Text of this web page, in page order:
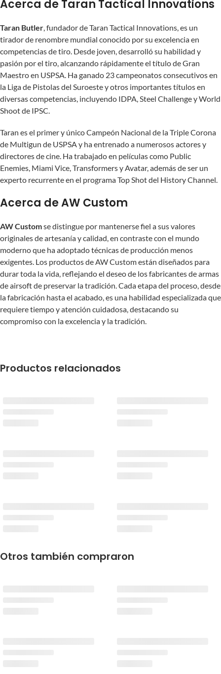
Acerca de Taran Tactical Innovations
Taran Butler, fundador de Taran Tactical Innovations, es un
tirador de renombre mundial conocido por su excelencia en
competencias de tiro. Desde joven, desarrolló su habilidad y
pasión por el tiro, alcanzando rápidamente el título de Gran
Maestro en USPSA. Ha ganado 23 campeonatos consecutivos en
la Liga de Pistolas del Suroeste y otros importantes títulos en
diversas competencias, incluyendo IDPA, Steel Challenge y World
Shoot de IPSC.
Taran es el primer y único Campeón Nacional de la Triple Corona
de Multigun de USPSA y ha entrenado a numerosos actores y
directores de cine. Ha trabajado en películas como Public
Enemies, Miami Vice, Transformers y Avatar, además de ser un
experto recurrente en el programa Top Shot del History Channel.
Acerca de AW Custom
AW Customse distingue por mantenerse fiel a sus valores
originales de artesanía y calidad, en contraste con el mundo
moderno que ha adoptado técnicas de producción menos
exigentes. Los productos de AW Custom están diseñados para
durar toda la vida, reflejando el deseo de los fabricantes de armas
de airsoft de preservar la tradición. Cada etapa del proceso, desde
la fabricación hasta el acabado, es una habilidad especializada que
requiere tiempo y atención cuidadosa, destacando su
compromiso con la excelencia y la tradición.
Productos relacionados
Otros también compraron